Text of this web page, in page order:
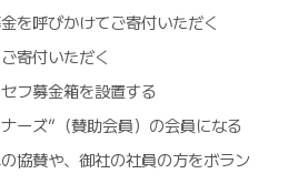
を呼びかけてご寄付いただく
寄付いただく
フ募金箱を設置する
ーズ”（賛助会員）の会員になる
協賛や、御社の社員の方をボラン